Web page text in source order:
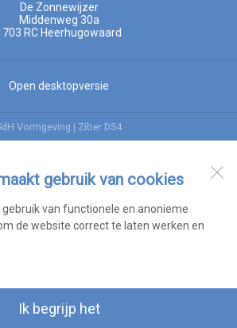
gebruik van cookies
van functionele en anonieme
de website correct te laten werken en
Ik begrijp het
De Zonnewijzer
Middenweg 30a
RC Heerhugowaard
Open desktopversie
Vormgeving | Ziber DS4